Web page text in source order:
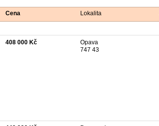
Cena Lokalita
408 000 Kč
Opava
747 43